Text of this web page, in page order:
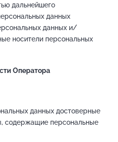
дальнейшего
данных
данных и/
носители персональных
Оператора
данных достоверные
содержащие персональные